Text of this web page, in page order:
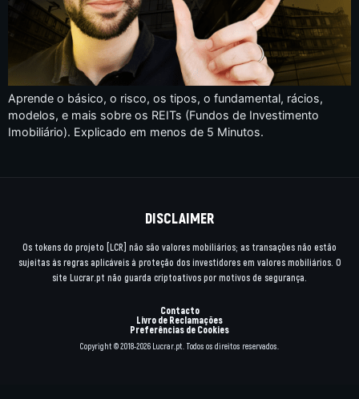
Aprende o básico, o risco, os tipos, o fundamental, rácios,
modelos, e mais sobre os REITs (Fundos de Investimento
Imobiliário). Explicado em menos de 5 Minutos.
DISCLAIMER
Os tokens do projeto [LCR] não são valores mobiliários; as transações não estão
sujeitas às regras aplicáveis à proteção dos investidores em valores mobiliários. O
site Lucrar.pt não guarda criptoativos por motivos de segurança.
Contacto
Livro de Reclamações
Preferências de Cookies
Copyright © 2018-2026 Lucrar.pt. Todos os direitos reservados.